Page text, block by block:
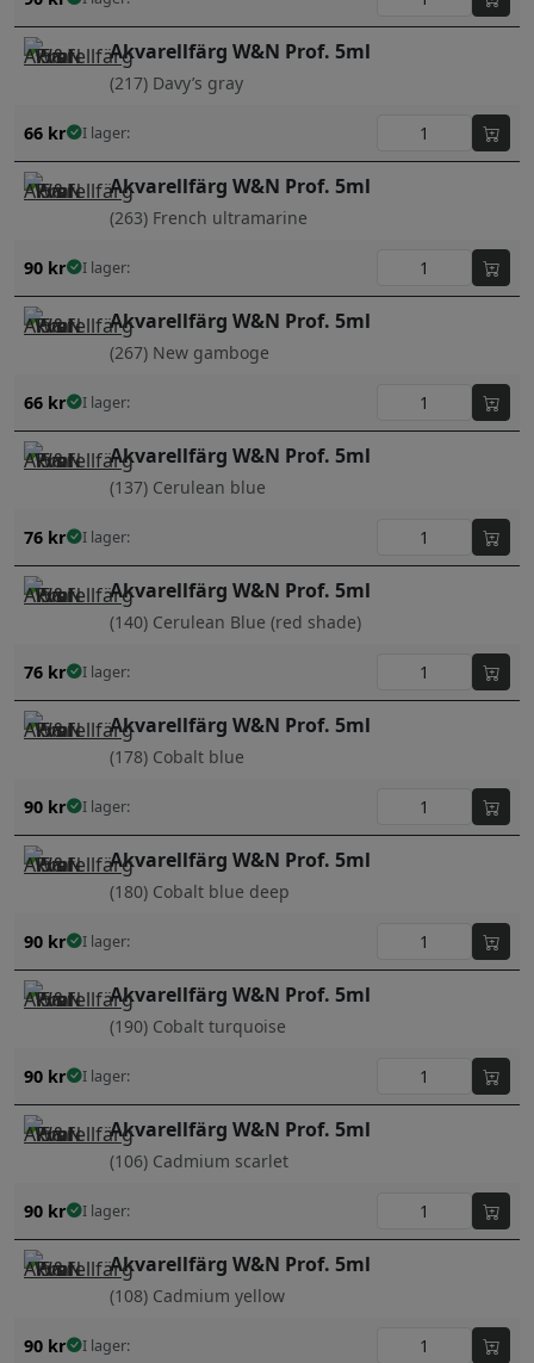
Akvarellfärg W&N Prof. 5ml
(217) Davy’s gray
66 kr I lager:
Akvarellfärg W&N Prof. 5ml
(263) French ultramarine
90 kr I lager:
Akvarellfärg W&N Prof. 5ml
(267) New gamboge
66 kr I lager:
Akvarellfärg W&N Prof. 5ml
(137) Cerulean blue
76 kr I lager:
Akvarellfärg W&N Prof. 5ml
(140) Cerulean Blue (red shade)
76 kr I lager:
Akvarellfärg W&N Prof. 5ml
(178) Cobalt blue
90 kr I lager:
Akvarellfärg W&N Prof. 5ml
(180) Cobalt blue deep
90 kr I lager:
Akvarellfärg W&N Prof. 5ml
(190) Cobalt turquoise
90 kr I lager:
Akvarellfärg W&N Prof. 5ml
(106) Cadmium scarlet
90 kr I lager:
Akvarellfärg W&N Prof. 5ml
(108) Cadmium yellow
90 kr I lager: